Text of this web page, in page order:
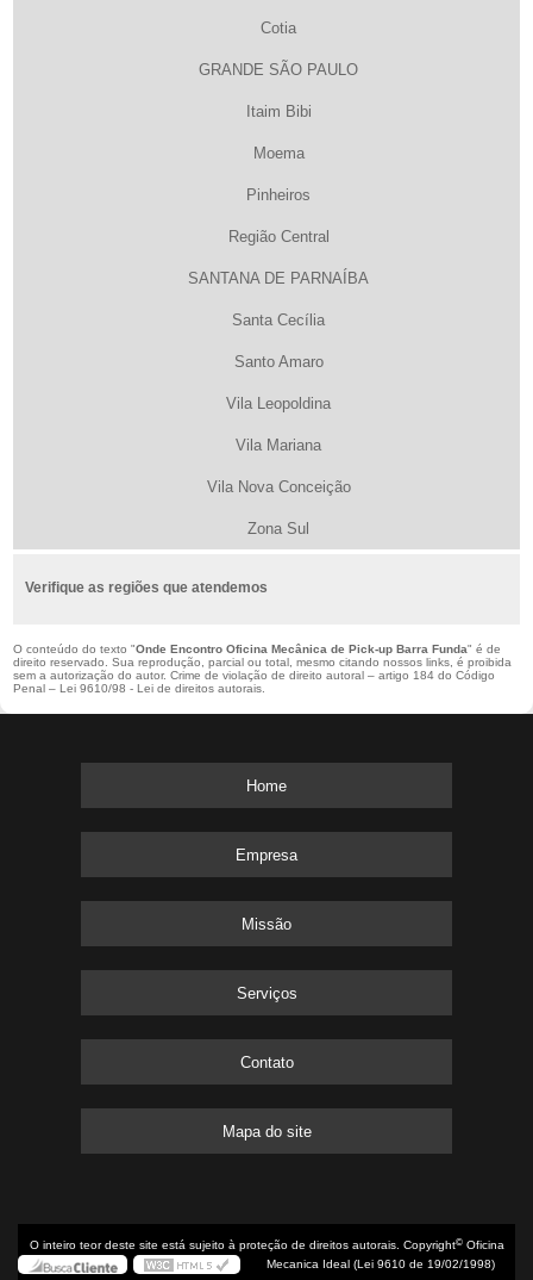
Cotia
GRANDE SÃO PAULO
Itaim Bibi
Moema
Pinheiros
Região Central
SANTANA DE PARNAÍBA
Santa Cecília
Santo Amaro
Vila Leopoldina
Vila Mariana
Vila Nova Conceição
Zona Sul
Verifique as regiões que atendemos
O conteúdo do texto "Onde Encontro Oficina Mecânica de Pick-up Barra Funda" é de
direito reservado. Sua reprodução, parcial ou total, mesmo citando nossos links, é proibida
sem a autorização do autor. Crime de violação de direito autoral – artigo 184 do Código
Penal –Lei 9610/98 - Lei de direitos autorais.
Home
Empresa
Missão
Serviços
Contato
Mapa do site
O inteiro teor deste site está sujeito à proteção de direitos autorais. Copyright©Oficina
Mecanica Ideal (Lei 9610 de 19/02/1998)